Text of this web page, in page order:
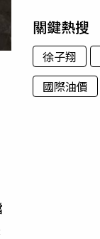
關鍵熱搜
徐子翔
國際油價